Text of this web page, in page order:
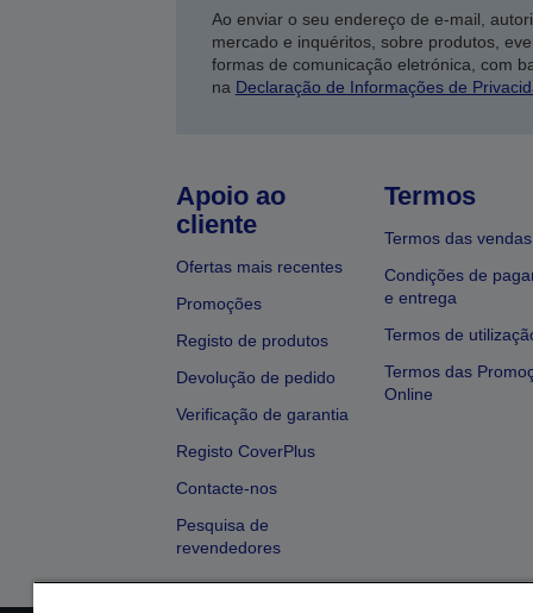
Ao enviar o seu endereço de e-mail,
mercado e inquéritos, sobre produtos,
formas de comunicação eletrónica, com
na Declaração de Informações de
Apoio ao
cliente
Ofertas mais recentes
Promoções
Registo de produtos
Devolução de pedido
Verificação de garantia
Registo CoverPlus
Contacte-nos
Pesquisa de
revendedores
Termos
Termos das vendas
Condições de
e entrega
Termos de
Termos das
Online